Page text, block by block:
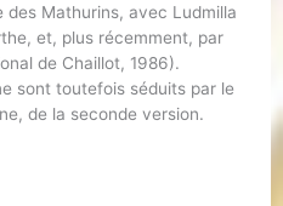
des Mathurins, avec Ludmilla
et, plus récemment, par
de Chaillot, 1986).
sont toutefois séduits par le
de la seconde version.